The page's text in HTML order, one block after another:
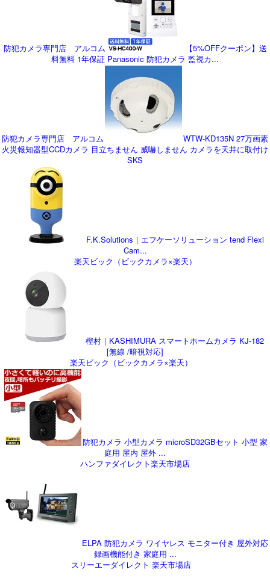
防犯カメラ専門店 アルコム
【5%OFFクーポン】送
料無料 1年保証 Panasonic 防犯カメラ 監視カ...
防犯カメラ専門店 アルコム
WTW-KD135N 27万画素
火災報知器型CCDカメラ 目立ちません 威嚇しません カメラを天井に取付け
SKS
F.K.Solutions｜エフケーソリューション tend Flexi
Cam...
楽天ビック（ビックカメラ×楽天）
樫村｜KASHIMURA スマートホームカメラ KJ-182
[無線 /暗視対応]
楽天ビック（ビックカメラ×楽天）
防犯カメラ 小型カメラ microSD32GBセット 小型 家
庭用 屋内 屋外 ...
ハンファダイレクト楽天市場店
ELPA 防犯カメラ ワイヤレス モニター付き 屋外対応
録画機能付き 家庭用 ...
スリーエーダイレクト 楽天市場店